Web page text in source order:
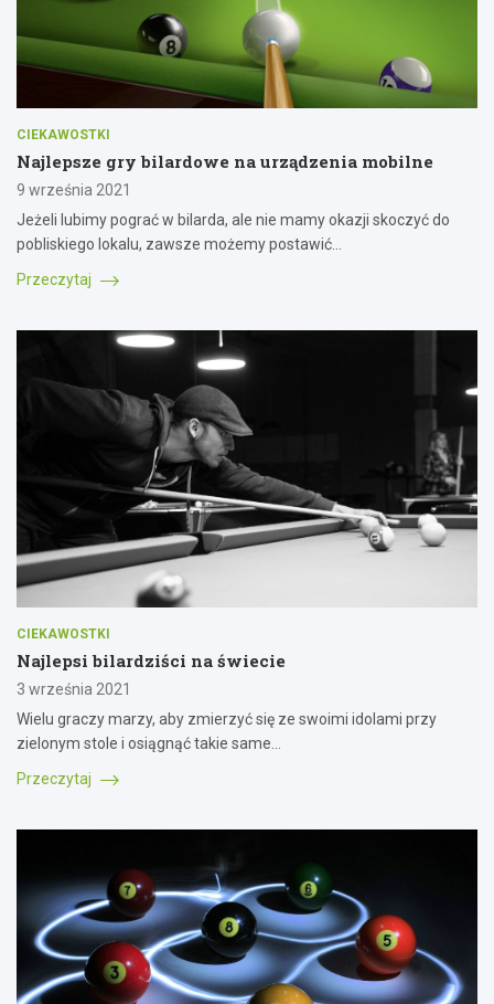
CIEKAWOSTKI
Najlepsze gry bilardowe na urządzenia mobilne
9 września 2021
Jeżeli lubimy pograć w bilarda, ale nie mamy okazji skoczyć do
pobliskiego lokalu, zawsze możemy postawić…
Przeczytaj
CIEKAWOSTKI
Najlepsi bilardziści na świecie
3 września 2021
Wielu graczy marzy, aby zmierzyć się ze swoimi idolami przy
zielonym stole i osiągnąć takie same…
Przeczytaj